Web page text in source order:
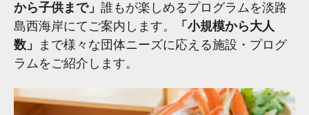
から子供まで」 誰もが楽しめるプログラムを淡路
島西海岸にてご案内します。
「小規模から大人
数」
まで様々な団体ニーズに応える施設・プログ
ラムをご紹介します。